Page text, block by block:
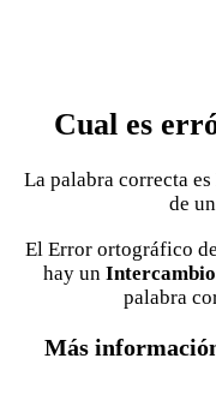
Cual es
La palabra correcta es
de
El Error ortográfico
hay un
palabra
Más